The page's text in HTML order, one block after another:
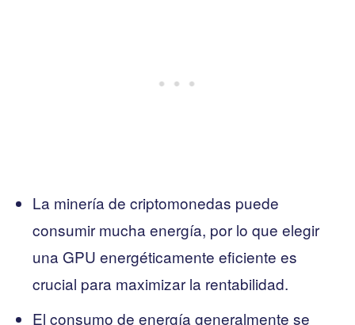
La minería de criptomonedas puede
consumir mucha energía, por lo que elegir
una GPU energéticamente eficiente es
crucial para maximizar la rentabilidad.
El consumo de energía generalmente se